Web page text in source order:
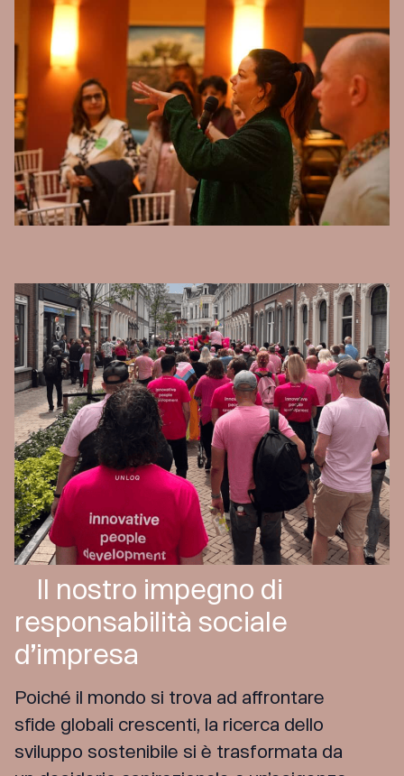
Il nostro impegno di
responsabilità sociale
d’impresa
Poiché il mondo si trova ad affrontare
sfide globali crescenti, la ricerca dello
sviluppo sostenibile si è trasformata da